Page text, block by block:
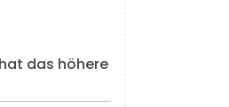
das höhere